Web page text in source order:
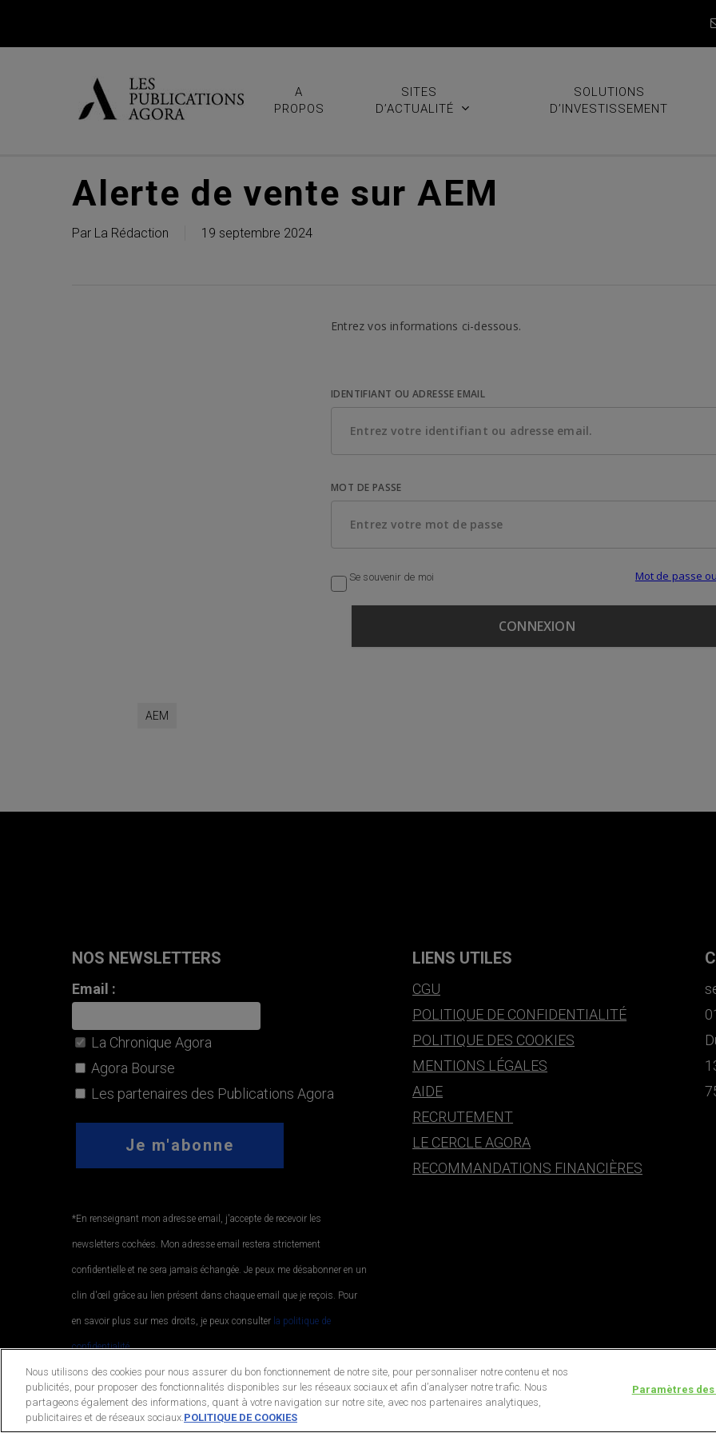
A
PROPOS
SITES
D’ACTUALITÉ
SOLUTIONS
D’INVESTISSEMENT
Alerte de vente sur AEM
Par La Rédaction 19 septembre 2024
Entrez vos informations ci-dessous.
IDENTIFIANT OU ADRESSE EMAIL
MOT DE PASSE
Se souvenir de moi Mot de passe
AEM
NOS NEWSLETTERS
Email :
La Chronique Agora
Agora Bourse
Les partenaires des Publications Agora
*En renseignant mon adresse email, j'accepte de recevoir les
newsletters cochées. Mon adresse email restera strictement
confidentielle et ne sera jamais échangée. Je peux me désabonner en un
clin d'œil grâce au lien présent dans chaque email que je reçois. Pour
en savoir plus sur mes droits, je peux consulter la politique de
confidentialité..
LIENS UTILES
CGU
POLITIQUE DE CONFIDENTIALITÉ
POLITIQUE DES COOKIES
MENTIONS LÉGALES
AIDE
RECRUTEMENT
LE CERCLE AGORA
RECOMMANDATIONS FINANCIÈRES
© 2026 Publications Agora. All Rights Reserved.
Nous utilisons des cookies pour nous assurer du bon fonctionnement de notre site, pour personnaliser notre contenu et nos
publicités, pour proposer des fonctionnalités disponibles sur les réseaux sociaux et afin d’analyser notre trafic. Nous
partageons également des informations, quant à votre navigation sur notre site, avec nos partenaires analytiques,
publicitaires et de réseaux sociaux.POLITIQUE DE COOKIES
Paramètres